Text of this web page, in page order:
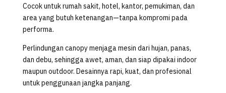
Cocok untuk rumah sakit, hotel, kantor, pemukiman, dan
area yang butuh ketenangan—tanpa kompromi pada
performa.
Perlindungan canopy menjaga mesin dari hujan, panas,
dan debu, sehingga awet, aman, dan siap dipakai indoor
maupun outdoor. Desainnya rapi, kuat, dan profesional
untuk penggunaan jangka panjang.